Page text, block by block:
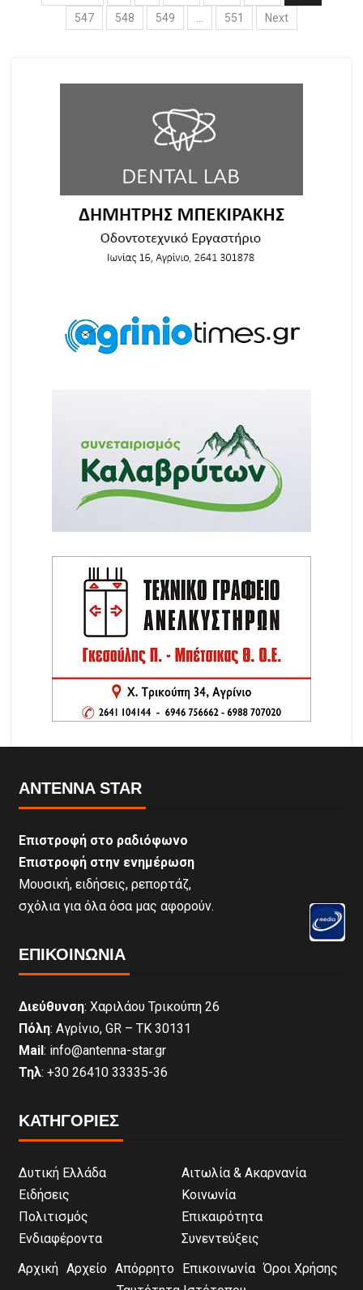
547
548 549 551 Next
ANTENNA STAR
Επιστροφή στο ραδιόφωνο
Επιστροφή στην ενημέρωση
Μουσική, ειδήσεις, ρεπορτάζ,
σχόλια για όλα όσα μας αφορούν.
ΕΠΙΚΟΙΝΩΝΊΑ
Διεύθυνση: Χαριλάου Τρικούπη 26
Πόλη: Αγρίνιο, GR – ΤΚ 30131
Mail : info@antenna-star.gr
Τηλ: +30 26410 33335-36
ΚΑΤΗΓΟΡΙΕΣ
Δυτική Ελλάδα
Αιτωλία & Ακαρνανία
Ειδήσεις
Κοινωνία
Πολιτισμός
Επικαιρότητα
Ενδιαφέροντα
Συνεντεύξεις
Αρχική Αρχείο Απόρρητο Επικοινωνία Όροι Χρήσης